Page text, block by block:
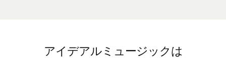
アイデアルミュージックは